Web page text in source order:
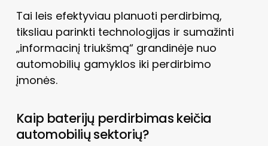
Tai leis efektyviau planuoti perdirbimą,
tiksliau parinkti technologijas ir sumažinti
„informacinį triukšmą“ grandinėje nuo
automobilių gamyklos iki perdirbimo
įmonės.
Kaip baterijų perdirbimas keičia
automobilių sektorių?